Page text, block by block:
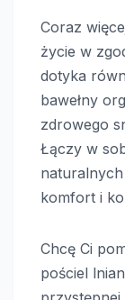
Coraz
życie w
dotyka
bawełny
zdrowego
Łączy w
komfort i
Chcę Ci
pościel